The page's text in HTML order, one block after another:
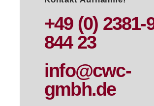
+49 (0) 2381-
844 23
info@cwc-
gmbh.de